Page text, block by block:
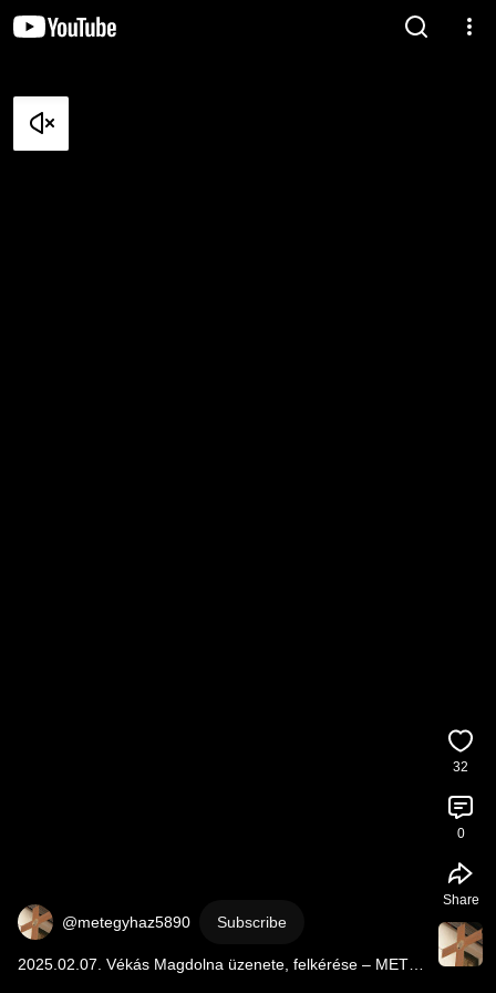
@metegyhaz5890 Subscribe
2025.02.07. Vékás Magdolna üzenete, felkérése – MET
32
0
Share